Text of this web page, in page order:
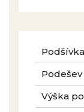
Podšívka
Podešev
Výška